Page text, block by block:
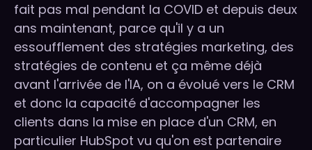
fait pas mal pendant la COVID et depuis deux
ans maintenant, parce qu'il y a un
essoufflement des stratégies marketing, des
stratégies de contenu et ça même déjà
avant l'arrivée de l'IA, on a évolué vers le CRM
et donc la capacité d'accompagner les
clients dans la mise en place d'un CRM, en
particulier HubSpot vu qu'on est partenaire